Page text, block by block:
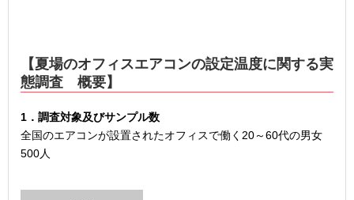
【夏場のオフィスエアコンの設定温度に関する実
態調査 概要】
1．調査対象及びサンプル数
全国のエアコンが設置されたオフィスで働く20～60代の男女
500人